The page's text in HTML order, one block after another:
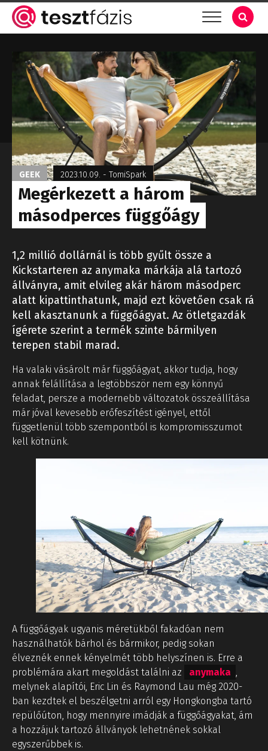
GEEK 2023.10.09. - TomiSpark
Megérkezett a három
másodperces függőágy
1,2 millió dollárnál is több gyűlt össze a
Kickstarteren az anymaka márkája alá tartozó
állványra, amit elvileg akár három másodperc
alatt kipattinthatunk, majd ezt követően csak rá
kell akasztanunk a függőágyat. Az ötletgazdák
ígérete szerint a termék szinte bármilyen
terepen stabil marad.
Ha valaki vásárolt már függőágyat, akkor tudja, hogy
annak felállítása a legtöbbször nem egy könnyű
feladat, persze a modernebb változatok összeállítása
már jóval kevesebb erőfeszítést igényel, ettől
függetlenül több szempontból is kompromisszumot
kell kötnünk.
A függőágyak ugyanis méretükből fakadóan nem
használhatók bárhol és bármikor, pedig sokan
élveznék ennek kényelmét több helyszínen is. Erre a
problémára akart megoldást találni az
anymaka ,
melynek alapítói, Eric Lin és Raymond Lau még 2020-
ban kezdtek el beszélgetni arról egy Hongkongba tartó
repülőúton, hogy mennyire imádják a függőágyakat, ám
a hozzájuk tartozó állványok lehetnének sokkal
egyszerűbbek is.